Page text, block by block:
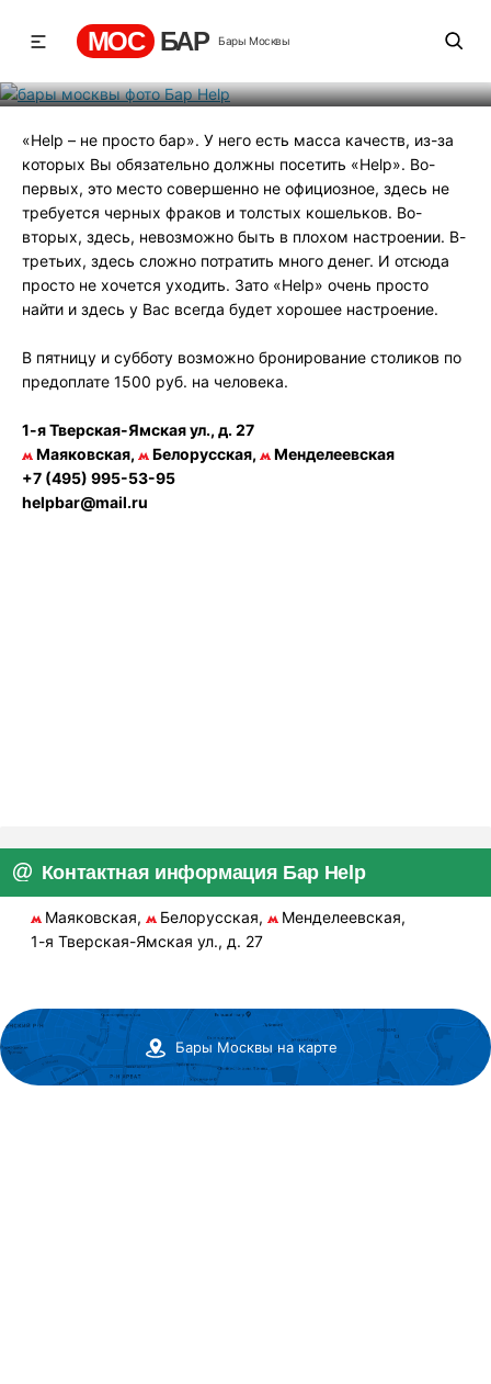
МОС БАР Бары Москвы
«Help – не просто бар». У него есть масса качеств, из-за
которых Вы обязательно должны посетить «Help». Во-
первых, это место совершенно не официозное, здесь не
требуется черных фраков и толстых кошельков. Во-
вторых, здесь, невозможно быть в плохом настроении. В-
третьих, здесь сложно потратить много денег. И отсюда
просто не хочется уходить. Зато «Help» очень просто
найти и здесь у Вас всегда будет хорошее настроение.
В пятницу и субботу возможно бронирование столиков по
предоплате 1500 руб. на человека.
1-я Тверская-Ямская ул., д. 27
Маяковская,
Белорусская,
Менделеевская
+7 (495) 995-53-95
helpbar@mail.ru
Контактная информация Бар Help
Маяковская, Белорусская,
Менделеевская,
1-я Тверская-Ямская ул., д. 27
Бары Москвы на карте